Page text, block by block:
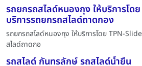
รถยกรถสไลด์หนองกุง ให้บริการโด
บริการรถยกรถสไลด์ถาดกอง
รถยกรถสไลด์หนองกุง ให้บริการโดย TPN-
สไลด์ถาดกอ
รถสไลด์ กันทรลักษ์ รถสไลด์น้ำยืน